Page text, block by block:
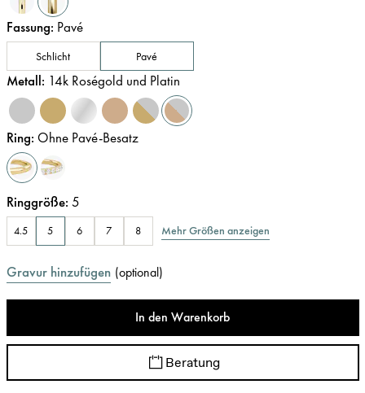
Fassung: Pavé
Schlicht Pavé
Metall: 14k Roségold und Platin
Ring: Ohne Pavé-Besatz
Ringgröße: 5
4.5 5 6 7 8 Mehr Größen anzeigen
Gravur hinzufügen (optional)
In den Warenkorb
Beratung